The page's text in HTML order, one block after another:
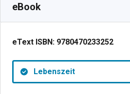
eBook
eText ISBN: 9780470233252
Lebenszeit